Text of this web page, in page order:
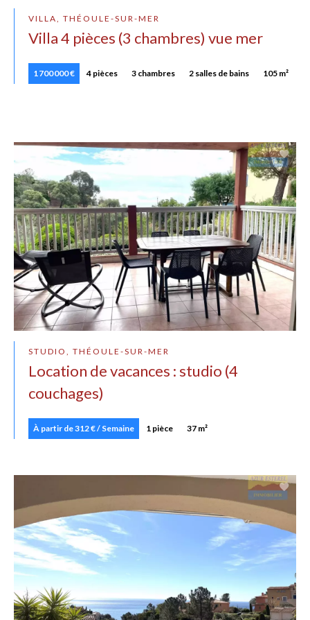
VILLA, THÉOULE-SUR-MER
Villa 4 pièces (3 chambres) vue mer
1 700 000 € 4 pièces 3 chambres 2 salles de bains 105 m²
STUDIO, THÉOULE-SUR-MER
Location de vacances : studio (4
couchages)
À partir de 312 € / Semaine 1 pièce 37 m²